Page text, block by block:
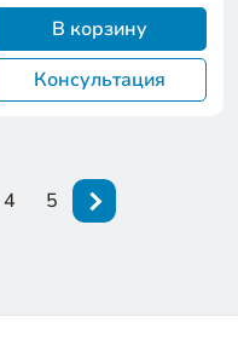
В корзину
Консультация
4 5